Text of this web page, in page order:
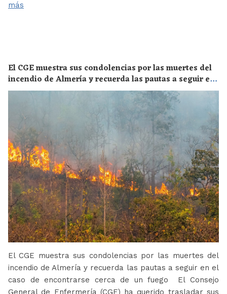
más
El CGE muestra sus condolencias por las muertes del
incendio de Almería y recuerda las pautas a seguir en
el caso de encontrarse cerca de un fuego
El CGE muestra sus condolencias por las muertes del
incendio de Almería y recuerda las pautas a seguir en el
caso de encontrarse cerca de un fuego El Consejo
General de Enfermería (CGE) ha querido trasladar sus